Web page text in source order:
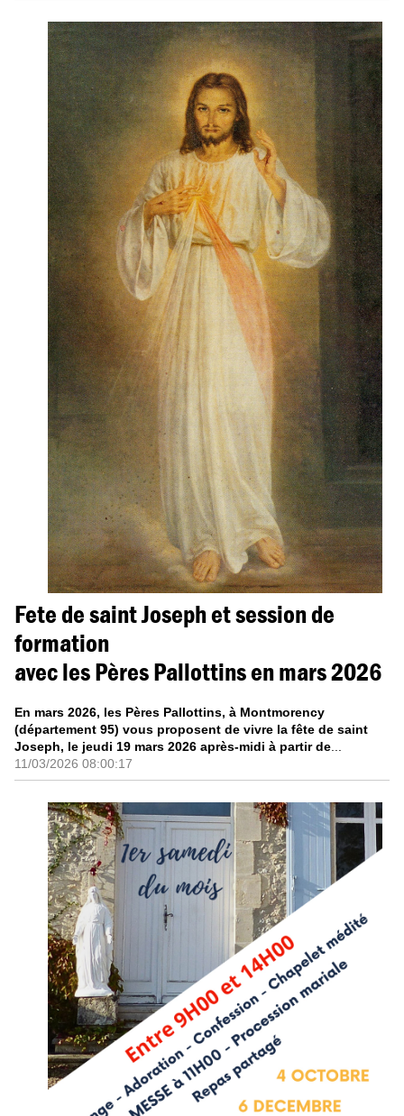
Fete de saint Joseph et session de
formation
avec les Pères Pallottins en mars 2026
En mars 2026, les Pères Pallottins, à Montmorency
(département 95) vous proposent de vivre la fête de saint
Joseph, le jeudi 19 mars 2026 après-midi à partir de
11/03/2026 08:00:17